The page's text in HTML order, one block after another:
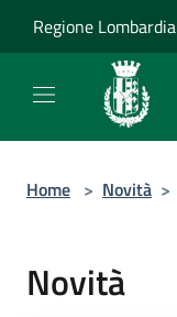
Regione Lombardia
Home > Novità >
Novità